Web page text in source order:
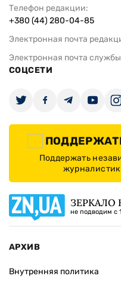
Телефон редакции:
+380 (44) 280-04-85
Электронная почта
Электронная почта
СОЦСЕТИ
Поддержать
ЗЕРКАЛО
не подводим с
АРХИВ
Внутренняя политика